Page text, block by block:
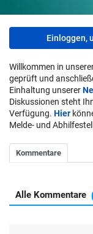
Einloggen,
Willkommen in
geprüft und
Einhaltung unserer
Diskussionen steht
Verfügung. Hier
Melde- und